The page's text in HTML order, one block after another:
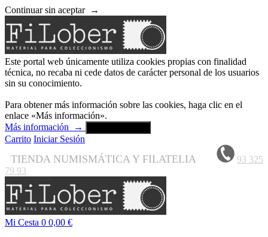
Continuar sin aceptar →
Este portal web únicamente utiliza cookies propias con finalidad
técnica, no recaba ni cede datos de carácter personal de los usuarios
sin su conocimiento.
Para obtener más información sobre las cookies, haga clic en el
enlace «Más información».
Más información
→
Carrito Iniciar Sesión
TIENDA NUMISMÁTICA Y FILATELIA
93 325
79 93
Mi Cesta 0 0,00 €